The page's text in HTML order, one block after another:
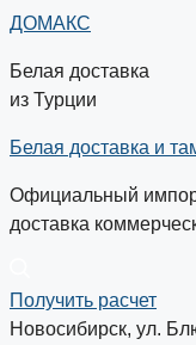
ДОМАКС
Белая доставка
из Турции
Белая доставка и
Официальный
доставка
Получить расчет
Новосибирск, ул.